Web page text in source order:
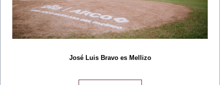
José Luis Bravo es Mellizo